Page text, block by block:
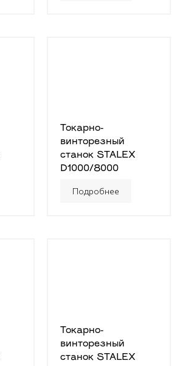
Токарно-
винторезный
станок STALEX
D1000/8000
Подробнее
Токарно-
винторезный
станок STALEX